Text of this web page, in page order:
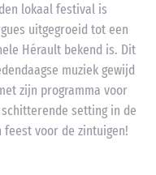
lokaal festival is
uitgegroeid tot een
Hérault bekend is. Dit
muziek gewijd
zijn programma voor
setting in de
feest voor de zintuigen!